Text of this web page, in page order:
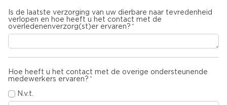
Is de laatste verzorging van uw dierbare naar tevredenheid
verlopen en hoe heeft u het contact met de
overledenenverzorg(st)er ervaren?
Hoe heeft u het contact met de overige ondersteunende
medewerkers ervaren?
N.v.t.